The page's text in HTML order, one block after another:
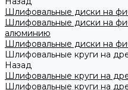
Шлифовальные диски на
Шлифовальные диски на
алюминию
Шлифовальные диски на
Шлифовальные круги на
Назад
Шлифовальные круги на
Шлифовальные круги на